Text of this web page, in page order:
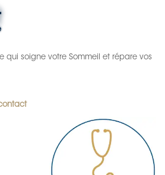
qui soigne votre Sommeil et répare vos